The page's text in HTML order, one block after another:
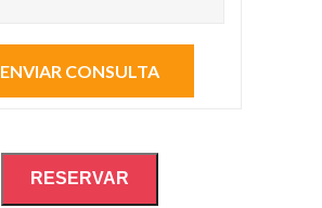
RESERVAR